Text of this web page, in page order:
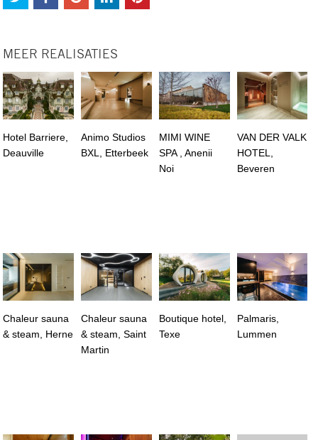
MEER REALISATIES
Hotel Barriere,
Deauville
Animo Studios
BXL, Etterbeek
MIMI WINE
SPA , Anenii
Noi
VAN DER VALK
HOTEL,
Beveren
Chaleur sauna
& steam, Herne
Chaleur sauna
& steam, Saint
Martin
Boutique hotel,
Texe
Palmaris,
Lummen